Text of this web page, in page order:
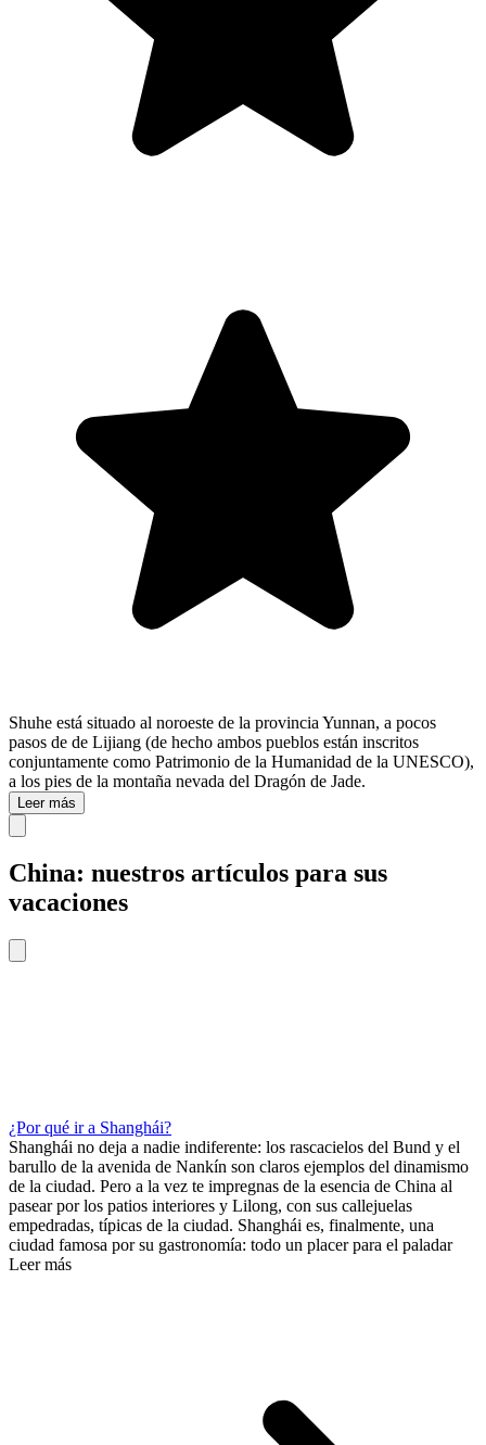
Shuhe está situado al noroeste de la provincia Yunnan, a pocos
pasos de de Lijiang (de hecho ambos pueblos están inscritos
conjuntamente como Patrimonio de la Humanidad de la UNESCO),
a los pies de la montaña nevada del Dragón de Jade.
Leer más
China: nuestros artículos para sus
vacaciones
¿Por qué ir a Shanghái?
Shanghái no deja a nadie indiferente: los rascacielos del Bund y el
barullo de la avenida de Nankín son claros ejemplos del dinamismo
de la ciudad. Pero a la vez te impregnas de la esencia de China al
pasear por los patios interiores y Lilong, con sus callejuelas
empedradas, típicas de la ciudad. Shanghái es, finalmente, una
ciudad famosa por su gastronomía: todo un placer para el paladar
Leer más